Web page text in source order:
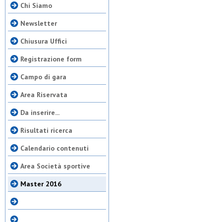
Chi Siamo
Newsletter
Chiusura Uffici
Registrazione form
Campo di gara
Area Riservata
Da inserire...
Risultati ricerca
Calendario contenuti
Area Società sportive
Master 2016